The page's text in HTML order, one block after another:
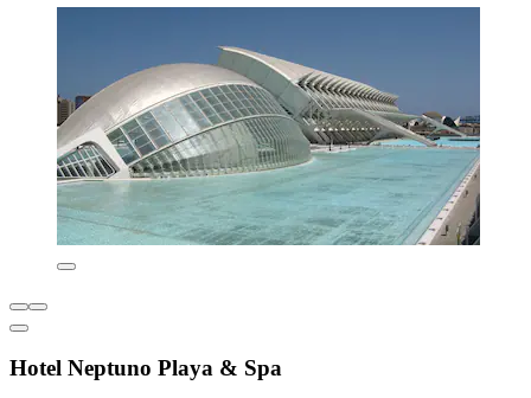
Hotel Neptuno Playa & Spa